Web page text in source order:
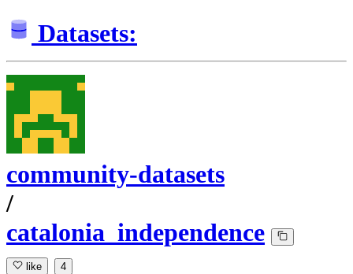
Datasets:
community-datasets
/
catalonia_independence
like 4